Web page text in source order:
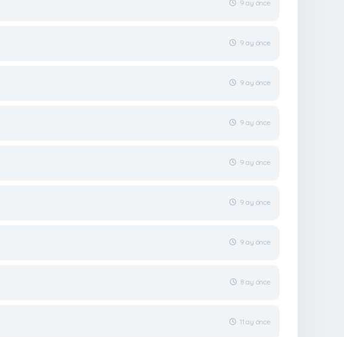
9 ay önce
9 ay önce
9 ay önce
9 ay önce
9 ay önce
9 ay önce
9 ay önce
8 ay önce
11 ay önce